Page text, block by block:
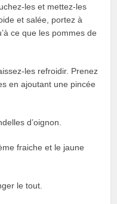
les et mettez-les
et salée, portez à
ce que les pommes de
les refroidir. Prenez
en ajoutant une pincée
d’oignon.
fraiche et le jaune
le tout.